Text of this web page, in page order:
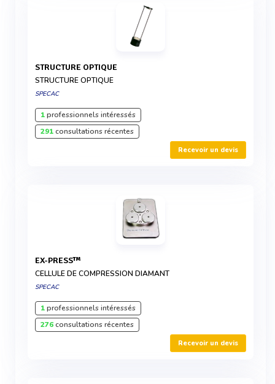
STRUCTURE OPTIQUE
STRUCTURE OPTIQUE
SPECAC
1professionnels intéressés
291consultations récentes
Recevoir un devis
EX-PRESS™
CELLULE DE COMPRESSION DIAMANT
SPECAC
1professionnels intéressés
276consultations récentes
Recevoir un devis